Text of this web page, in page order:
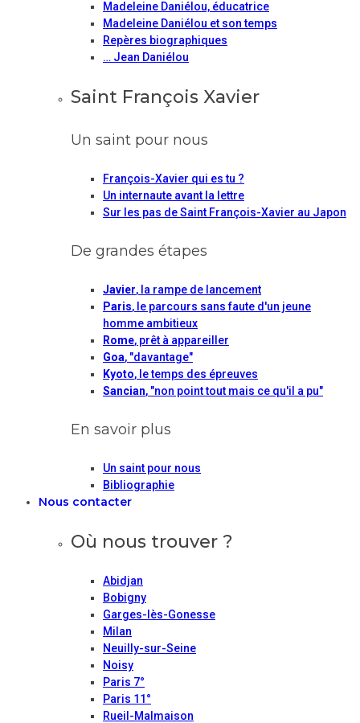
Madeleine Daniélou, éducatrice
Madeleine Daniélou et son temps
Repères biographiques
… Jean Daniélou
Saint François Xavier
Un saint pour nous
François-Xavier qui es tu ?
Un internaute avant la lettre
Sur les pas de Saint François-Xavier au Japon
De grandes étapes
Javier, la rampe de lancement
Paris, le parcours sans faute d'un jeune
homme ambitieux
Rome, prêt à appareiller
Goa, "davantage"
Kyoto, le temps des épreuves
Sancian, "non point tout mais ce qu'il a pu"
En savoir plus
Un saint pour nous
Bibliographie
Nous contacter
Où nous trouver ?
Abidjan
Bobigny
Garges-lès-Gonesse
Milan
Neuilly-sur-Seine
Noisy
Paris 7°
Paris 11°
Rueil-Malmaison